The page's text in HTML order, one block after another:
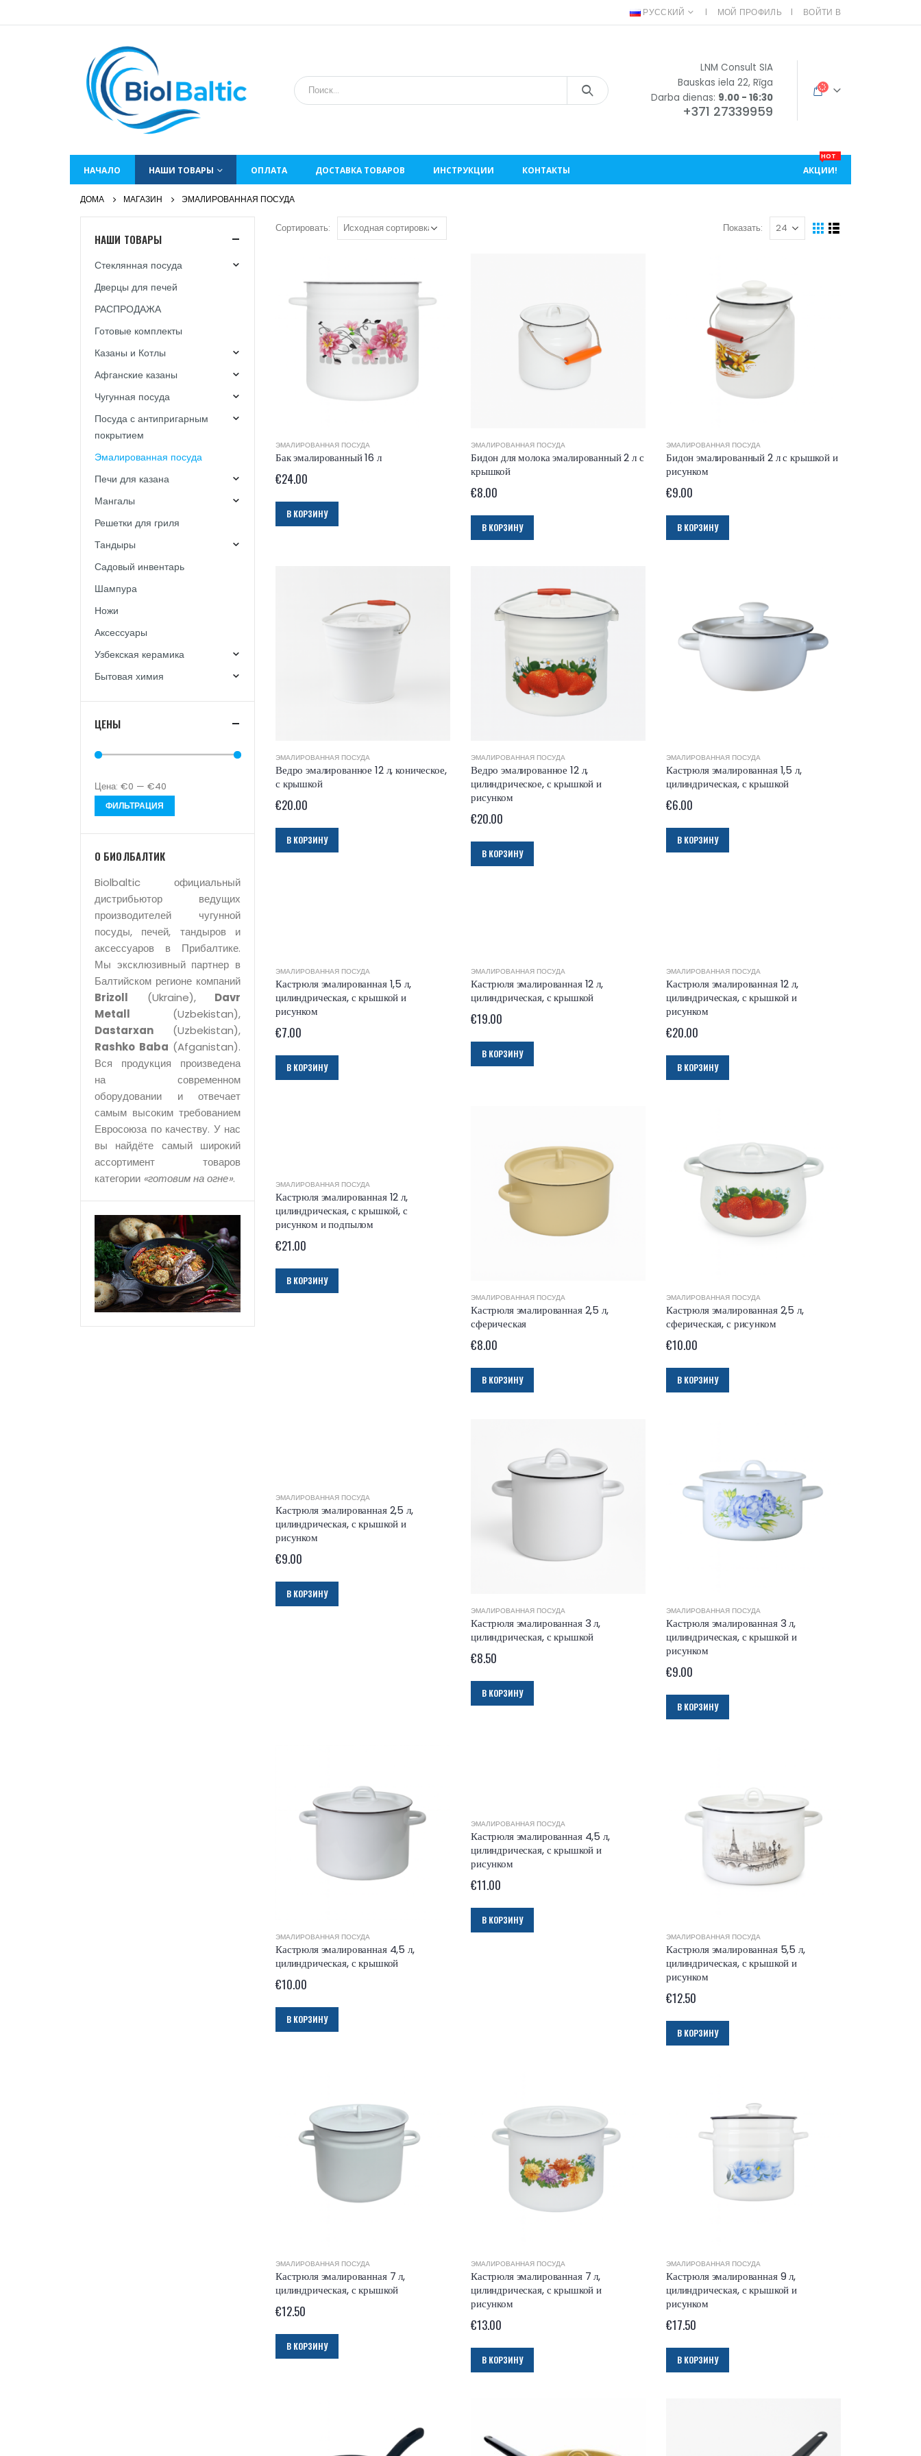
РУССКИЙ МОЙ ПРОФИЛЬ ВОЙТИ В
LNM Consult SIA
Bauskas iela 22, Rīga
Darba dienas: 9.00 - 16:30
+371 27339959
НАЧАЛО НАШИ ТОВАРЫ ОПЛАТА ДОСТАВКА ТОВАРОВ ИНСТРУКЦИИ КОНТАКТЫ АКЦИИ!
HOT
ДОМА МАГАЗИН ЭМАЛИРОВАННАЯ ПОСУДА
Сортировать: Показать:
ЭМАЛИРОВАННАЯ ПОСУДА
Бак эмалированный 16 л
€24.00
В КОРЗИНУ
ЭМАЛИРОВАННАЯ ПОСУДА
Бидон для молока эмалированный 2 л с
крышкой
€8.00
В КОРЗИНУ
ЭМАЛИРОВАННАЯ ПОСУДА
Бидон эмалированный 2 л с крышкой и
рисунком
€9.00
В КОРЗИНУ
ЭМАЛИРОВАННАЯ ПОСУДА
Ведро эмалированное 12 л, коническое,
с крышкой
€20.00
В КОРЗИНУ
ЭМАЛИРОВАННАЯ ПОСУДА
Ведро эмалированное 12 л,
цилиндрическое, с крышкой и
рисунком
€20.00
В КОРЗИНУ
ЭМАЛИРОВАННАЯ ПОСУДА
Кастрюля эмалированная 1,5 л,
цилиндрическая, с крышкой
€6.00
В КОРЗИНУ
ЭМАЛИРОВАННАЯ ПОСУДА
Кастрюля эмалированная 1,5 л,
цилиндрическая, с крышкой и
рисунком
€7.00
В КОРЗИНУ
ЭМАЛИРОВАННАЯ ПОСУДА
Кастрюля эмалированная 12 л,
цилиндрическая, с крышкой
€19.00
В КОРЗИНУ
ЭМАЛИРОВАННАЯ ПОСУДА
Кастрюля эмалированная 12 л,
цилиндрическая, с крышкой и
рисунком
€20.00
В КОРЗИНУ
ЭМАЛИРОВАННАЯ ПОСУДА
Кастрюля эмалированная 12 л,
цилиндрическая, с крышкой, с
рисунком и подпылом
€21.00
В КОРЗИНУ
ЭМАЛИРОВАННАЯ ПОСУДА
Кастрюля эмалированная 2,5 л,
сферическая
€8.00
В КОРЗИНУ
ЭМАЛИРОВАННАЯ ПОСУДА
Кастрюля эмалированная 2,5 л,
сферическая, с рисунком
€10.00
В КОРЗИНУ
ЭМАЛИРОВАННАЯ ПОСУДА
Кастрюля эмалированная 2,5 л,
цилиндрическая, с крышкой и
рисунком
€9.00
В КОРЗИНУ
ЭМАЛИРОВАННАЯ ПОСУДА
Кастрюля эмалированная 3 л,
цилиндрическая, с крышкой
€8.50
В КОРЗИНУ
ЭМАЛИРОВАННАЯ ПОСУДА
Кастрюля эмалированная 3 л,
цилиндрическая, с крышкой и
рисунком
€9.00
В КОРЗИНУ
ЭМАЛИРОВАННАЯ ПОСУДА
Кастрюля эмалированная 4,5 л,
цилиндрическая, с крышкой
€10.00
В КОРЗИНУ
ЭМАЛИРОВАННАЯ ПОСУДА
Кастрюля эмалированная 4,5 л,
цилиндрическая, с крышкой и
рисунком
€11.00
В КОРЗИНУ
ЭМАЛИРОВАННАЯ ПОСУДА
Кастрюля эмалированная 5,5 л,
цилиндрическая, с крышкой и
рисунком
€12.50
В КОРЗИНУ
ЭМАЛИРОВАННАЯ ПОСУДА
Кастрюля эмалированная 7 л,
цилиндрическая, с крышкой
€12.50
В КОРЗИНУ
ЭМАЛИРОВАННАЯ ПОСУДА
Кастрюля эмалированная 7 л,
цилиндрическая, с крышкой и
рисунком
€13.00
В КОРЗИНУ
ЭМАЛИРОВАННАЯ ПОСУДА
Кастрюля эмалированная 9 л,
цилиндрическая, с крышкой и
рисунком
€17.50
В КОРЗИНУ
НАШИ ТОВАРЫ
Стеклянная посуда
Дверцы для печей
РАСПРОДАЖА
Готовые комплекты
Казаны и Котлы
Афганские казаны
Чугунная посуда
Посуда с антипригарным
покрытием
Эмалированная посуда
Печи для казана
Мангалы
Решетки для гриля
Тандыры
Садовый инвентарь
Шампура
Ножи
Аксессуары
Узбекская керамика
Бытовая химия
ЦЕНЫ
ФИЛЬТРАЦИЯ
Цена: €0 — €40
О БИОЛБАЛТИК
Biolbaltic официальный
дистрибьютор ведущих
производителей чугунной
посуды, печей, тандыров и
аксессуаров в Прибалтике.
Мы эксклюзивный партнер в
Балтийском регионе компаний
Brizoll (Ukraine), Davr
Metall (Uzbekistan),
Dastarxan (Uzbekistan),
Rashko Baba (Afganistan).
Вся продукция произведена
на современном
оборудовании и отвечает
самым высоким требованием
Евросоюза по качеству. У нас
вы найдёте самый широкий
ассортимент товаров
категории «готовим на огне».